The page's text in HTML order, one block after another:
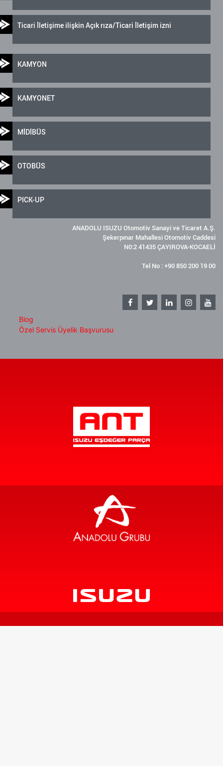
Ticari İletişime ilişkin Açık rıza/Ticari İletişim izni
KAMYON
KAMYONET
MİDİBÜS
OTOBÜS
PICK-UP
ANADOLU ISUZU Otomotiv Sanayi ve Ticaret A.Ş.
Şekerpınar Mahallesi Otomotiv Caddesi
N0:2 41435 ÇAYIROVA-KOCAELİ
Tel No : +90 850 200 19 00
Blog
Özel Servis Üyelik Başvurusu